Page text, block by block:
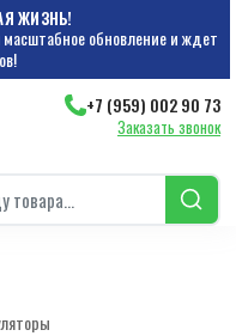
ЖИЗНЬ!
обновление и ждет
+7 (959) 002 90 73
Заказать звонок